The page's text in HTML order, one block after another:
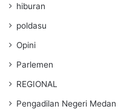
hiburan
poldasu
Opini
Parlemen
REGIONAL
Pengadilan Negeri Medan